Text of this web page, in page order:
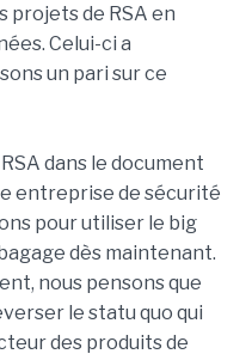
projets de RSA en
Celui-ci a
un pari sur ce
dans le document
entreprise de sécurité
pour utiliser le big
dès maintenant.
nous pensons que
le statu quo qui
des produits de